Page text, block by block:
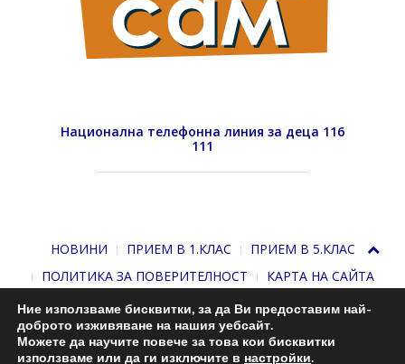
Национална телефонна линия за деца 116
111
НОВИНИ ПРИЕМ В 1.КЛАС
ПРИЕМ В 5.КЛАС
ПОЛИТИКА ЗА ПОВЕРИТЕЛНОСТ
КАРТА НА САЙТА
Ние използваме бисквитки, за да Ви предоставим най-
доброто изживяване на нашия уебсайт.
Можете да научите повече за това кои бисквитки
използваме или да ги изключите в настройки.